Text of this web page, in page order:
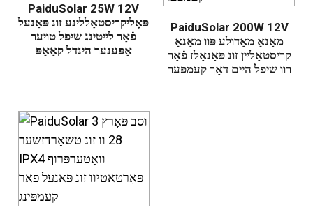
PaiduSolar 25W 12V
פּאָליקריסטאַללינע זונ פּאַנעל
פֿאַר לייטינג שיפל טויער
אָפּענער הינדל קאָאָפּ
PaiduSolar 200W 12V
מאָנאָ מאָדולע פּוו מאָנאָ
קריסטאַליין זונ פּאַנאַלז פֿאַר
רוו שיפל היים דאַך קעמפּער